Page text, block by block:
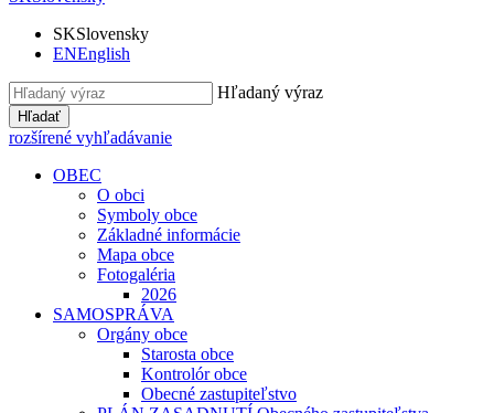
SKSlovensky
ENEnglish
Hľadaný výraz
Hľadať
rozšírené vyhľadávanie
OBEC
O obci
Symboly obce
Základné informácie
Mapa obce
Fotogaléria
2026
SAMOSPRÁVA
Orgány obce
Starosta obce
Kontrolór obce
Obecné zastupiteľstvo